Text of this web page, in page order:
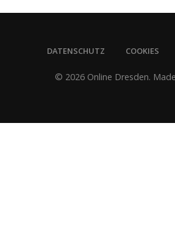
DATENSCHUTZ COOKIES
© 2026 Online Dresden.